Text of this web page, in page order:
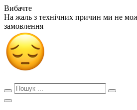
Вибачте
На жаль з технічних причин ми не
замовлення